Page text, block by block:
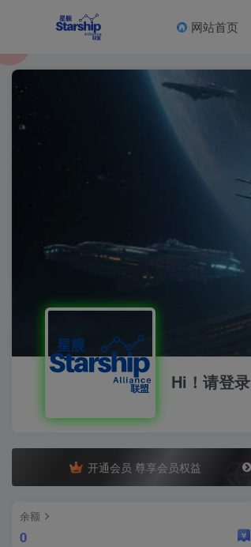
网站首页
Hi！请登录
开通会员 尊享会员权益
余额
0